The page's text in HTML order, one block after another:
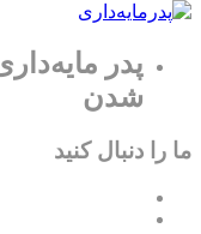
پدر
شدن
ما را دنبال کنید